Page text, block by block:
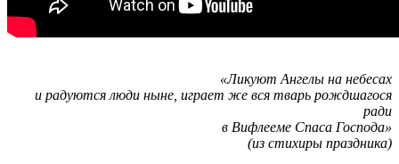
«Ликуют Ангелы на небесах
и радуются люди ныне, играет же вся тварь рождшагося
ради
в Вифлееме Спаса Господа»
(из стихиры праздника)